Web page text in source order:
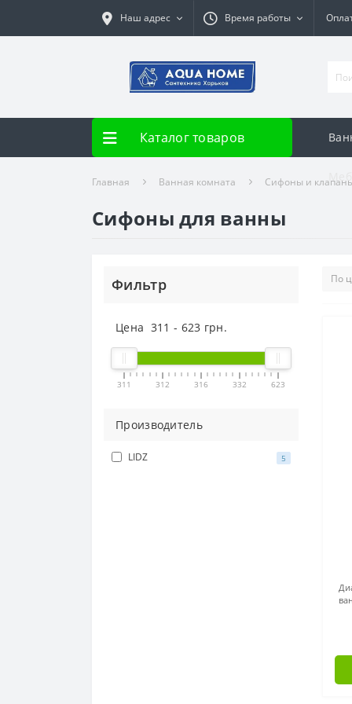
Наш адрес Время работы
Каталог товаров
Главная Ванная комната Сифоны и
Сифоны для ванны
Фильтр
Цена 311 - 623 грн.
311 312 316 332 623
Производитель
LIDZ 5